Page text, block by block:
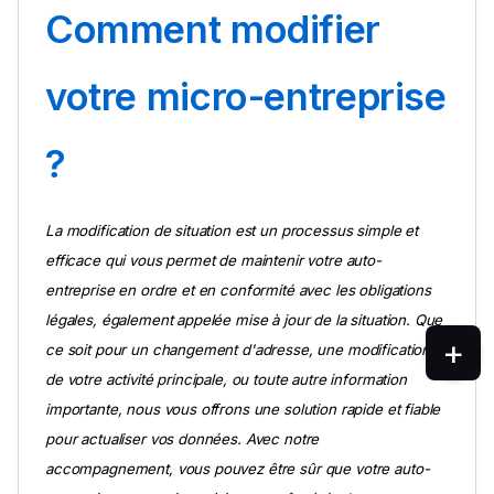
Comment modifier
votre micro-entreprise
?
La modification de situation est un processus simple et
efficace qui vous permet de maintenir votre auto-
entreprise en ordre et en conformité avec les obligations
légales, également appelée mise à jour de la situation. Que
ce soit pour un changement d'adresse, une modification
de votre activité principale, ou toute autre information
importante, nous vous offrons une solution rapide et fiable
pour actualiser vos données. Avec notre
accompagnement, vous pouvez être sûr que votre auto-